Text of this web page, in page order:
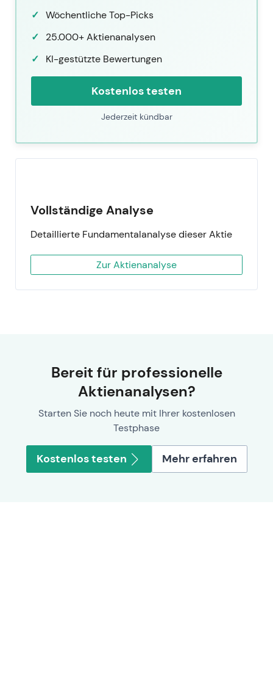
Wöchentliche Top-Picks
25.000+ Aktienanalysen
KI-gestützte Bewertungen
Kostenlos testen
Jederzeit kündbar
Vollständige Analyse
Detaillierte Fundamentalanalyse dieser Aktie
Zur Aktienanalyse
Bereit für professionelle
Aktienanalysen?
Starten Sie noch heute mit Ihrer kostenlosen
Testphase
Kostenlos testen Mehr erfahren